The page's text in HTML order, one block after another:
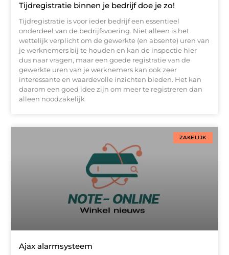
Tijdregistratie binnen je bedrijf doe je zo!
Tijdregistratie is voor ieder bedrijf een essentieel
onderdeel van de bedrijfsvoering. Niet alleen is het
wettelijk verplicht om de gewerkte (en absente) uren van
je werknemers bij te houden en kan de inspectie hier
dus naar vragen, maar een goede registratie van de
gewerkte uren van je werknemers kan ook zeer
interessante en waardevolle inzichten bieden. Het kan
daarom een goed idee zijn om meer te registreren dan
alleen noodzakelijk
ZAKELIJK
Ajax alarmsysteem